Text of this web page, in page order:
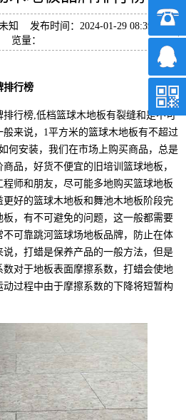
知 发布时间：2024-01-29 08:39 浏
览量：
排行榜
行榜,低档篮球木地板有裂缝和是不可
来说，1平方米的篮球木地板有不超过
何安装，我们在市场上购买商品，总是
品，好货不便宜的旧培训篮球地板，
师和朋友，尽可能多地购买篮球地板
好的篮球木地板和舞池木地板阶段完
，有不可避免的问题，这一般都需要
可靠跳河篮球场地板品牌，防止在体
，打蜡是保养产品的一般方法，但是
对于地板表面摩擦系数，打蜡会使地
过程中由于摩擦系数的下降将短暂构